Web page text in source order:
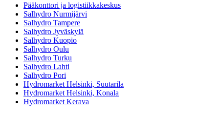
Pääkonttori ja logistiikkakeskus
Salhydro Nurmijärvi
Salhydro Tampere
Salhydro Jyväskylä
Salhydro Kuopio
Salhydro Oulu
Salhydro Turku
Salhydro Lahti
Salhydro Pori
Hydromarket Helsinki, Suutarila
Hydromarket Helsinki, Konala
Hydromarket Kerava